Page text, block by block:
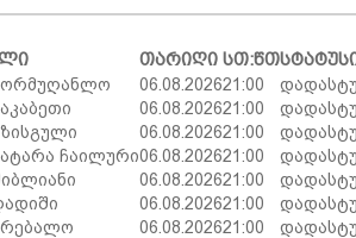
თარიღი სთ:წთ
06.08.202621:00
06.08.202621:00
06.08.202621:00
ჩაილური06.08.202621:00
06.08.202621:00
06.08.202621:00
06.08.202621:00